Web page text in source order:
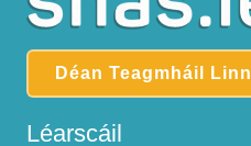
Déan Teagmháil Linn
Léarscáil